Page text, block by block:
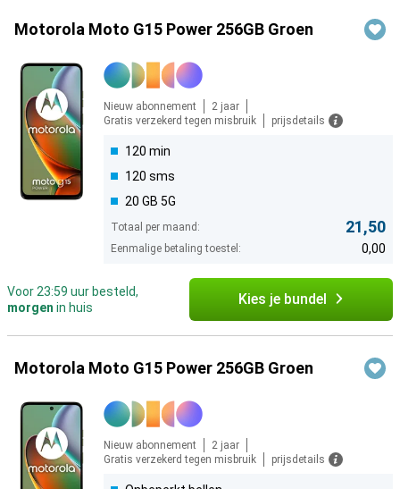
Motorola Moto G15 Power 256GB Groen
Nieuw abonnement
2 jaar
Gratis verzekerd tegen misbruik
prijsdetails
120 min
120 sms
20 GB 5G
Totaal per maand: 21,50
Eenmalige betaling toestel: 0,00
Voor 23:59 uur besteld,
morgen in huis Kies je bundel
Motorola Moto G15 Power 256GB Groen
Nieuw abonnement
2 jaar
Gratis verzekerd tegen misbruik
prijsdetails